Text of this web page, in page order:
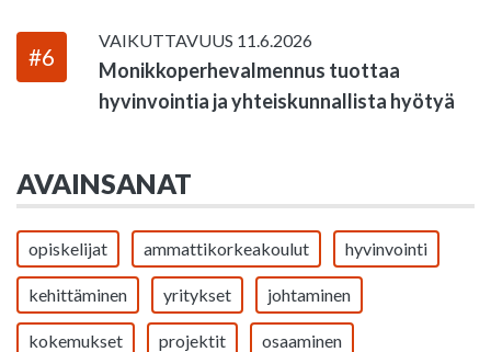
#6
VAIKUTTAVUUS 11.6.2026
Monikkoperhevalmennus tuottaa
hyvinvointia ja yhteiskunnallista hyötyä
AVAINSANAT
opiskelijat ammattikorkeakoulut hyvinvointi
kehittäminen yritykset johtaminen
kokemukset projektit osaaminen